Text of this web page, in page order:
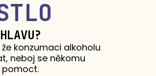
konzumaci alkoholu
neboj se někomu
pomoct.